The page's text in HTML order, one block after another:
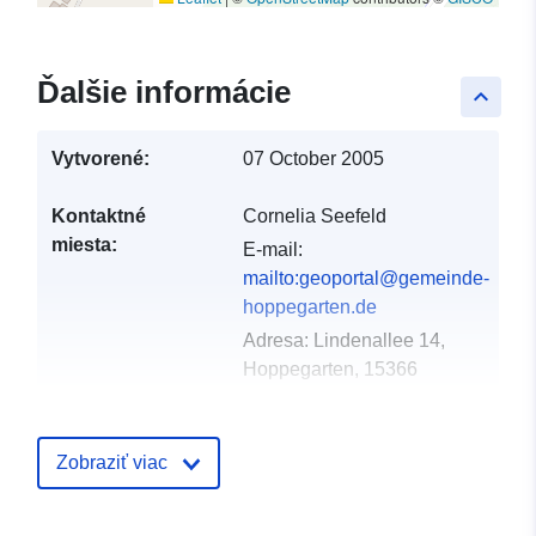
keyboard_arrow_up
Ďalšie informácie
Vytvorené: 07 October 2005
Kontaktné
miesta:
Cornelia Seefeld
E-mail:
mailto:geoportal@gemeinde-
hoppegarten.de
Adresa:
Lindenallee 14,
Hoppegarten, 15366
záznam:
Zobraziť viac